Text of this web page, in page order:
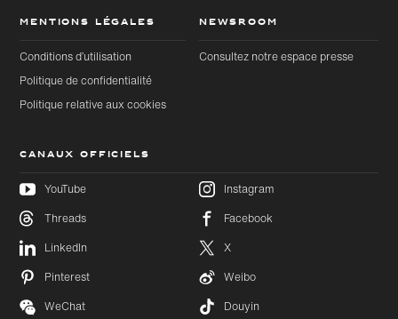
Accéder
au
contenu
principal
Accéder
de page
MENTIONS LÉGALES
Conditions d’utilisation
Politique de confidentialité
Politique relative aux cookies
NEWSROOM
Consultez notre espace presse
CANAUX OFFICIELS
YouTube
Instagram
Threads
Facebook
LinkedIn
X
Pinterest
Weibo
WeChat
Douyin